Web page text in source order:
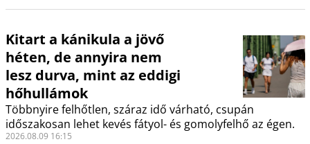
Kitart a kánikula a jövő
héten, de annyira nem
lesz durva, mint az eddigi
hőhullámok
Többnyire felhőtlen, száraz idő várható, csupán
időszakosan lehet kevés fátyol- és gomolyfelhő az égen.
2026.08.09 16:15